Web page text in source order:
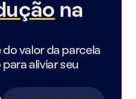
na
valor da parcela
aliviar seu